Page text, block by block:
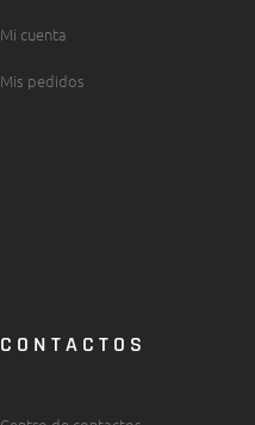
Mi cuenta
Mis pedidos
CONTACTOS